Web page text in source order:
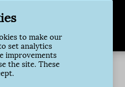
to make our
set analytics
improvements
the site. These